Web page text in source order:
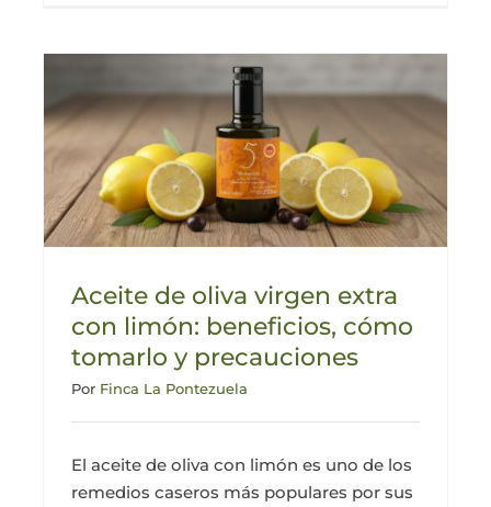
Aceite de oliva virgen extra
con limón: beneficios, cómo
tomarlo y precauciones
Por Finca La Pontezuela
El aceite de oliva con limón es uno de los
remedios caseros más populares por sus